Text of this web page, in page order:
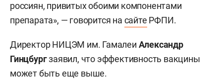
россиян, привитых обоими компонентами
препарата», — говорится на сайте РФПИ.
Директор НИЦЭМ им. Гамалеи Александр
Гинцбургзаявил, что эффективность вакцины
может быть еще выше.